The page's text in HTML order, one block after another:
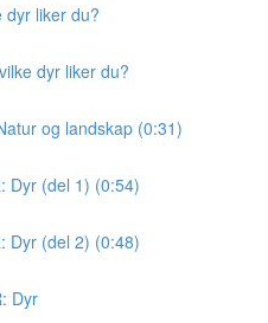
dyr liker du?
dyr liker du?
og landskap (0:31)
Dyr (del 1) (0:54)
Dyr (del 2) (0:48)
Dyr